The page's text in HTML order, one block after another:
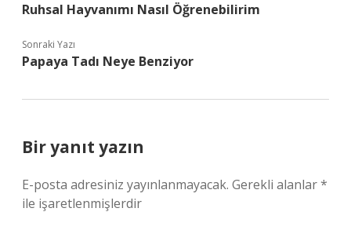
Ruhsal Hayvanımı Nasıl Öğrenebilirim
Sonraki Yazı
Papaya Tadı Neye Benziyor
Bir yanıt yazın
E-posta adresiniz yayınlanmayacak. Gerekli alanlar*
ile işaretlenmişlerdir